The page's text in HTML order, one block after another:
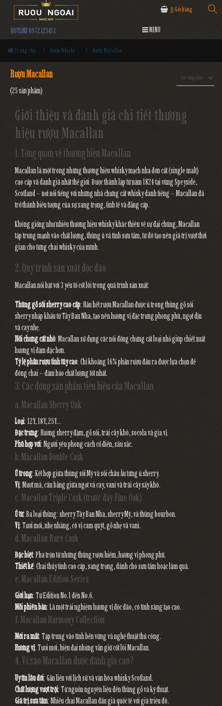
0 Giỏ hàng
HOTLINE 0972.12345.1 MENU
Trang chủ Rượu Whisky Rượu Macallan
Rượu Macallan
(25 sản phẩm)
Giới thiệu và đánh giá chi tiết thương
hiệu rượu Macallan
1. Tổng quan về thương hiệu Macallan
Macallan là một trong những thương hiệu whisky mạch nha đơn cất (single malt)
cao cấp và danh giá nhất thế giới. Được thành lập từ năm 1824 tại vùng Speyside,
Scotland – nơi nổi tiếng với những nhà chưng cất whisky danh tiếng – Macallan đã
trở thành biểu tượng của sự sang trọng, tinh tế và đẳng cấp.
Không giống như nhiều thương hiệu whisky khác thiên về sự đại chúng, Macallan
tập trung mạnh vào chất lượng, thùng ủ và tính sưu tầm, từ đó tạo nên giá trị vượt thời
gian cho từng chai whisky của mình.
2. Quy trình sản xuất độc đáo
Macallan nổi bật với 3 yếu tố cốt lõi trong quá trình sản xuất:
Thùng gỗ sồi sherry cao cấp: Hầu hết rượu Macallan được ủ trong thùng gỗ sồi
sherry nhập khẩu từ Tây Ban Nha, tạo nên hương vị đặc trưng phong phú, ngọt dịu
và cay nhẹ.
Nồi chưng cất nhỏ: Macallan sử dụng các nồi đồng chưng cất loại nhỏ giúp chiết xuất
hương vị đậm đặc hơn.
Tỷ lệ phần rượu tinh túy cao: Chỉ khoảng 16% phần rượu đầu ra được lựa chọn để
đóng chai – đảm bảo chất lượng tốt nhất.
3. Các dòng sản phẩm tiêu biểu của Macallan
a. Macallan Sherry Oak
Loại: 12Y, 18Y, 25Y...
Đặc trưng: Hương sherry đậm, gỗ sồi, trái cây khô, socola và gia vị.
Phù hợp với: Người yêu phong cách cổ điển, sâu sắc.
b. Macallan Double Cask
Ủ trong: Kết hợp giữa thùng sồi Mỹ và sồi châu Âu từng ủ sherry.
Vị: Mượt mà, cân bằng giữa ngọt và cay, vani và trái cây sấy khô.
c. Macallan Triple Cask (trước đây Fine Oak)
Ủ từ: Ba loại thùng: sherry Tây Ban Nha, sherry Mỹ, và thùng bourbon.
Vị: Tươi mới, nhẹ nhàng, có vị cam quýt, gỗ nhẹ và vani.
d. Macallan Rare Cask
Đặc biệt: Pha trộn từ những thùng rượu hiếm, hương vị phong phú.
Thiết kế: Chai thủy tinh cao cấp, sang trọng, dành cho sưu tầm hoặc làm quà.
e. Macallan Edition Series
Giới hạn: Từ Edition No.1 đến No.6.
Mỗi phiên bản: Là một trải nghiệm hương vị độc đáo, có tính sáng tạo cao.
f. Macallan Harmony Collection
Mới ra mắt: Tập trung vào tính bền vững và nghệ thuật thủ công.
Hương vị: Tươi mới, hiện đại nhưng vẫn giữ cốt lõi Macallan.
4. Vì sao Macallan được đánh giá cao?
Uy tín lâu đời: Gắn liền với lịch sử và văn hóa whisky Scotland.
Chất lượng vượt trội: Từ nguồn nguyên liệu đến thùng gỗ và kỹ thuật.
Giá trị sưu tầm: Nhiều chai Macallan đấu giá quốc tế với giá triệu đô.